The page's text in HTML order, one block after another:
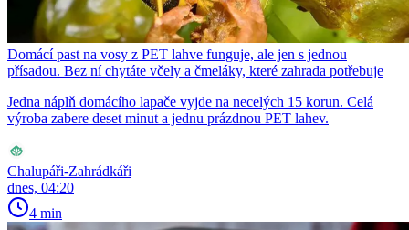
Domácí past na vosy z PET lahve funguje, ale jen s jednou
přísadou. Bez ní chytáte včely a čmeláky, které zahrada potřebuje
Jedna náplň domácího lapače vyjde na necelých 15 korun. Celá
výroba zabere deset minut a jednu prázdnou PET lahev.
Chalupáři-Zahrádkáři
dnes, 04:20
4 min